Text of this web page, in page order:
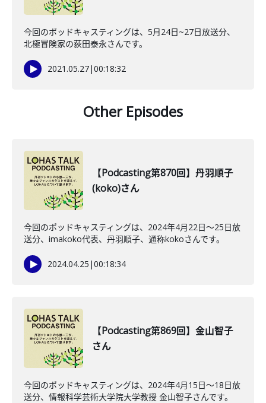
今回のポッドキャスティングは、5月24日~27日放送分、
北極冒険家の荻田泰永さんです。
2021.05.27|00:18:32
Other Episodes
【Podcasting第870回】丹羽順子
(koko)さん
今回のポッドキャスティングは、2024年4月22日～25日放
送分、imakoko代表、丹羽順子、通称kokoさんです。
2024.04.25 |00:18:34
【Podcasting第869回】金山智子
さん
今回のポッドキャスティングは、2024年4月15日〜18日放
送分、情報科学芸術大学院大学教授 金山智子さんです。